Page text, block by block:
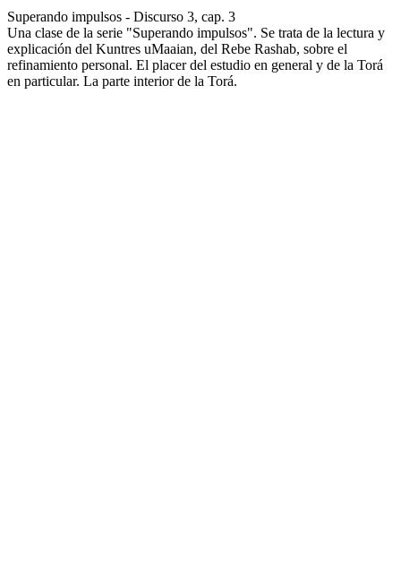
Superando impulsos - Discurso 3, cap. 3
Una clase de la serie "Superando impulsos". Se trata de la lectura y
explicación del Kuntres uMaaian, del Rebe Rashab, sobre el
refinamiento personal. El placer del estudio en general y de la Torá
en particular. La parte interior de la Torá.